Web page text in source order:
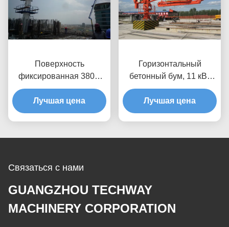
Поверхность
фиксированная 380В
Бетонный насос, 28м
Бетонный насос
Лучшая цена
Горизонтальный
бетонный бум, 11 кВт
Гидравлический бум
Лучшая цена
Связаться с нами
GUANGZHOU TECHWAY
MACHINERY CORPORATION